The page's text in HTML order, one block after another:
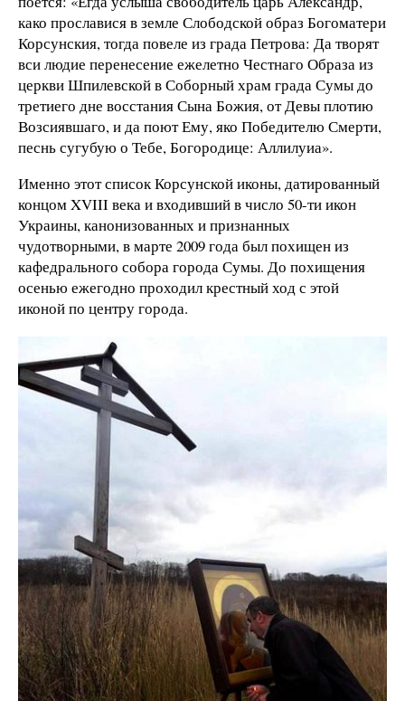
како прославися в земле Слободской образ Богоматери
Корсунския, тогда повеле из града Петрова: Да творят
вси людие перенесение ежелетно Честнаго Образа из
церкви Шпилевской в Соборный храм града Сумы до
третиего дне восстания Сына Божия, от Девы плотию
Возсиявшаго, и да поют Ему, яко Победителю Смерти,
песнь сугубую о Тебе, Богородице: Аллилуиа».
Именно этот список Корсунской иконы, датированный
концом XVIII века и входивший в число 50-ти икон
Украины, канонизованных и признанных
чудотворными, в марте 2009 года был похищен из
кафедрального собора города Сумы. До похищения
осенью ежегодно проходил крестный ход с этой
иконой по центру города.